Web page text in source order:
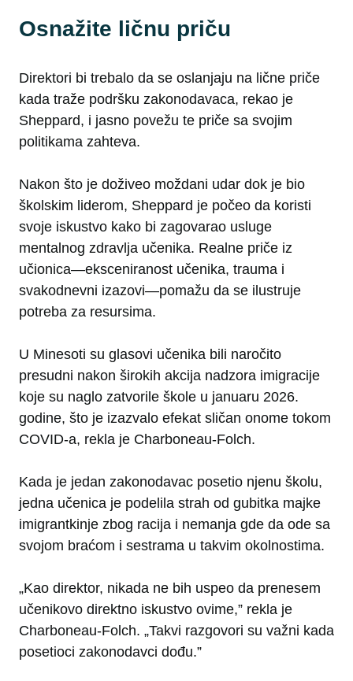
Osnažite ličnu priču
Direktori bi trebalo da se oslanjaju na lične priče
kada traže podršku zakonodavaca, rekao je
Sheppard, i jasno povežu te priče sa svojim
politikama zahteva.
Nakon što je doživeo moždani udar dok je bio
školskim liderom, Sheppard je počeo da koristi
svoje iskustvo kako bi zagovarao usluge
mentalnog zdravlja učenika. Realne priče iz
učionica—eksceniranost učenika, trauma i
svakodnevni izazovi—pomažu da se ilustruje
potreba za resursima.
U Minesoti su glasovi učenika bili naročito
presudni nakon širokih akcija nadzora imigracije
koje su naglo zatvorile škole u januaru 2026.
godine, što je izazvalo efekat sličan onome tokom
COVID-a, rekla je Charboneau-Folch.
Kada je jedan zakonodavac posetio njenu školu,
jedna učenica je podelila strah od gubitka majke
imigrantkinje zbog racija i nemanja gde da ode sa
svojom braćom i sestrama u takvim okolnostima.
„Kao direktor, nikada ne bih uspeo da prenesem
učenikovo direktno iskustvo ovime,” rekla je
Charboneau-Folch. „Takvi razgovori su važni kada
posetioci zakonodavci dođu.”